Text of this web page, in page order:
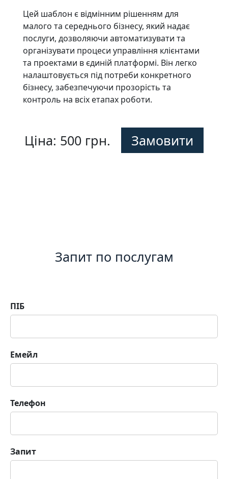
Цей шаблон є відмінним рішенням для
малого та середнього бізнесу, який надає
послуги, дозволяючи автоматизувати та
організувати процеси управління клієнтами
та проектами в єдиній платформі. Він легко
налаштовується під потреби конкретного
бізнесу, забезпечуючи прозорість та
контроль на всіх етапах роботи.
Ціна: 500 грн. Замовити
Запит по послугам
ПІБ
Емейл
Телефон
Запит